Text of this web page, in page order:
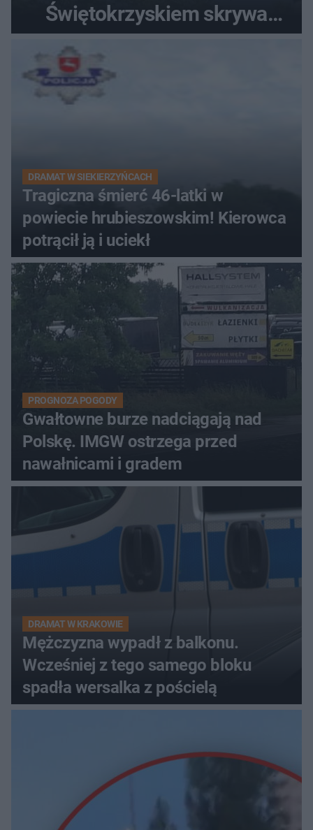
Świętokrzyskiem skrywa
zabytki, bywał tu nawet król
DRAMAT W SIEKIERZYŃCACH
Tragiczna śmierć 46-latki w
powiecie hrubieszowskim! Kierowca
potrącił ją i uciekł
PROGNOZA POGODY
Gwałtowne burze nadciągają nad
Polskę. IMGW ostrzega przed
nawałnicami i gradem
DRAMAT W KRAKOWIE
Mężczyzna wypadł z balkonu.
Wcześniej z tego samego bloku
spadła wersalka z pościelą